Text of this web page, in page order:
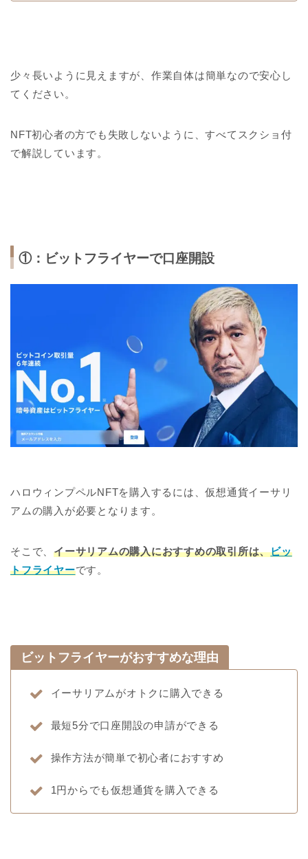
少々長いように見えますが、作業自体は簡単なので安心し
てください。
NFT初心者の方でも失敗しないように、すべてスクショ付
で解説しています。
①：ビットフライヤーで口座開設
ハロウィンプペルNFTを購入するには、仮想通貨イーサリ
アムの購入が必要となります。
そこで、イーサリアムの購入におすすめの取引所は、ビッ
トフライヤーです。
ビットフライヤーがおすすめな理由
イーサリアムがオトクに購入できる
最短5分で口座開設の申請ができる
操作方法が簡単で初心者におすすめ
1円からでも仮想通貨を購入できる